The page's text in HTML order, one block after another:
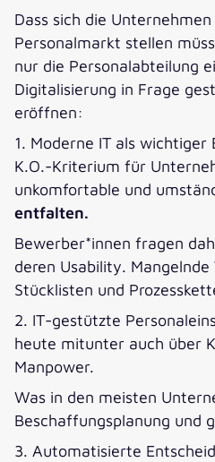
Dass sich die
Personalmarkt stellen
nur die Personalabteilung
Digitalisierung in Frage
eröffnen:
1. Moderne IT als
K.O.-Kriterium für
unkomfortable und
entfalten.
Bewerber*innen fragen
deren Usability.
Stücklisten und
2. IT-gestützte
heute mitunter auch über
Manpower.
Was in den meisten
Beschaffungsplanung und
3. Automatisierte